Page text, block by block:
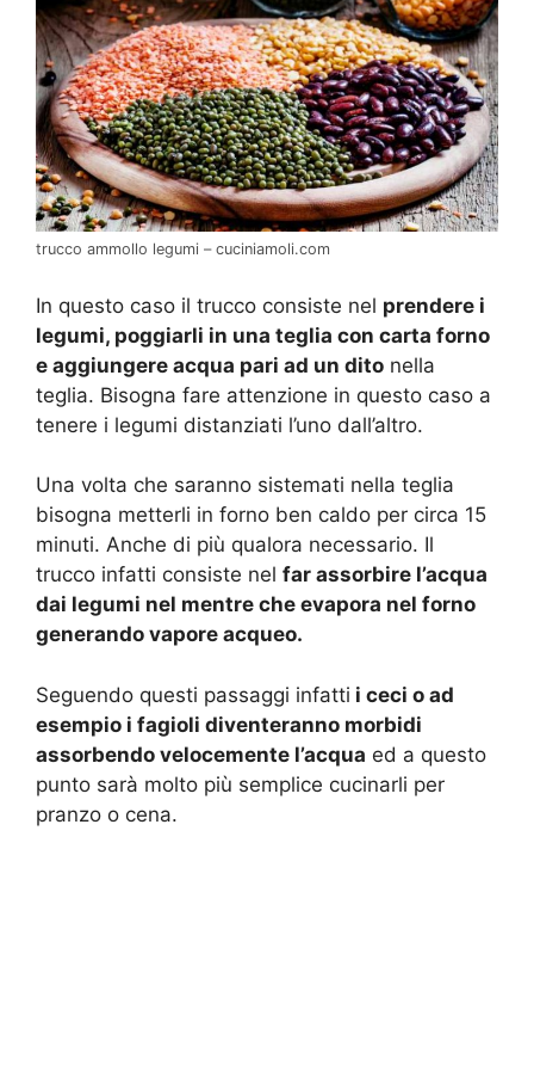
trucco ammollo legumi – cuciniamoli.com
In questo caso il trucco consiste nel prendere i
legumi, poggiarli in una teglia con carta forno
e aggiungere acqua pari ad un dito nella
teglia. Bisogna fare attenzione in questo caso a
tenere i legumi distanziati l’uno dall’altro.
Una volta che saranno sistemati nella teglia
bisogna metterli in forno ben caldo per circa 15
minuti. Anche di più qualora necessario. Il
trucco infatti consiste nel far assorbire l’acqua
dai legumi nel mentre che evapora nel forno
generando vapore acqueo.
Seguendo questi passaggi infatti i ceci o ad
esempio i fagioli diventeranno morbidi
assorbendo velocemente l’acqua ed a questo
punto sarà molto più semplice cucinarli per
pranzo o cena.